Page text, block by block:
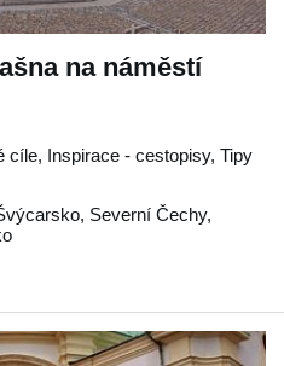
na náměstí
cíle, Inspirace - cestopisy, Tipy
, Severní Čechy,